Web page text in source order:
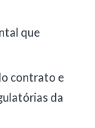
que
contrato e
da